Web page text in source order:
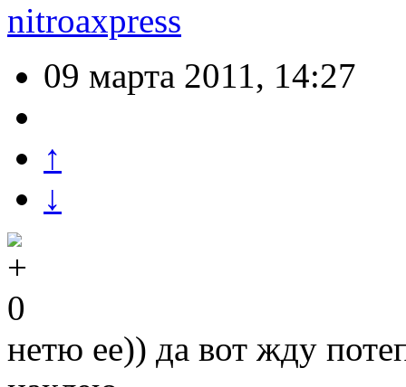
nitroaxpress
09 марта 2011, 14:27
↑
↓
0
нетю ее)) да вот жду